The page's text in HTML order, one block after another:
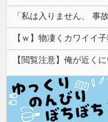
【ｗ】物凄くカワイイ
【閲覧注意】俺が近く